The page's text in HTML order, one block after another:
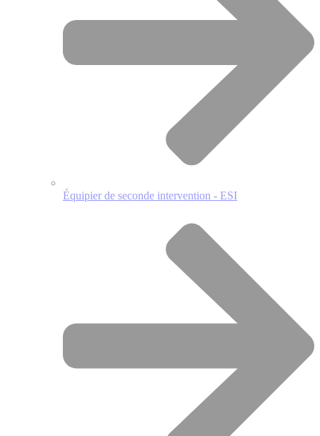
Équipier de seconde intervention - ESI